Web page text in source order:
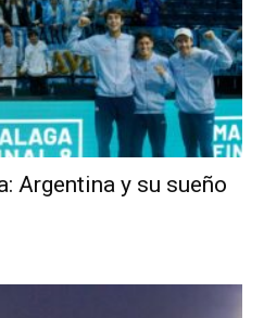
Argentina y su sueño